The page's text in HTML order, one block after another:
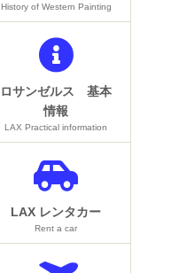
History of Western Painting
ロサンゼルス 基本
情報
LAX Practical information
LAX レンタカー
Rent a car